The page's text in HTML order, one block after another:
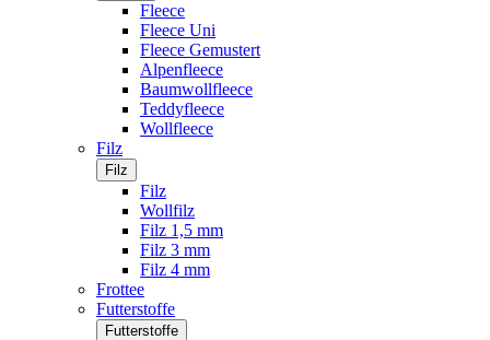
Fleece
Fleece Uni
Fleece Gemustert
Alpenfleece
Baumwollfleece
Teddyfleece
Wollfleece
Filz
Filz
Filz
Wollfilz
Filz 1,5 mm
Filz 3 mm
Filz 4 mm
Frottee
Futterstoffe
Futterstoffe